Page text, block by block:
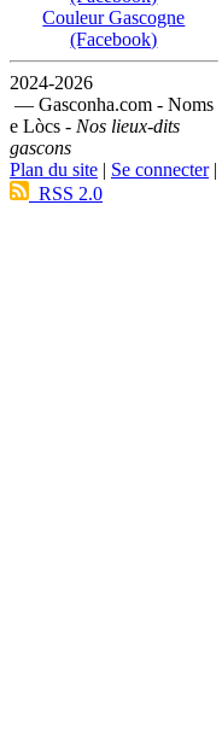
Couleur Gascogne
(Facebook)
2024-2026
— Gasconha.com - Noms
e Lòcs - Nos lieux-dits
gascons
Plan du site | Se connecter|
RSS 2.0